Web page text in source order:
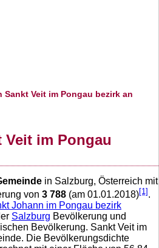
Veit im Pongau bezirk an
Veit im Pongau
in Salzburg, Österreich mit
von 3 788 (am 01.01.2018)[1] .
Johann im Pongau bezirk
Salzburg Bevölkerung und
Bevölkerung. Sankt Veit im
Die Bevölkerungsdichte